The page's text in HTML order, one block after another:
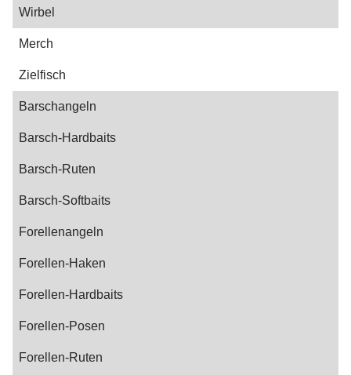
Wirbel
Merch
Zielfisch
Barschangeln
Barsch-Hardbaits
Barsch-Ruten
Barsch-Softbaits
Forellenangeln
Forellen-Haken
Forellen-Hardbaits
Forellen-Posen
Forellen-Ruten